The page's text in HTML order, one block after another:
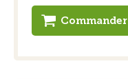
Commander